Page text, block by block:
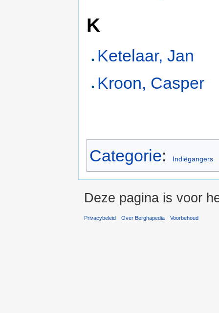
K
Ketelaar, Jan
Kroon, Casper
Categorie: Indiëgangers
Deze pagina is voor
Privacybeleid Over Berghapedia Voorbehoud